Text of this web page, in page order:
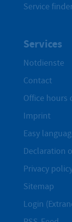
Service
Services
Notdienste
Contact
Office hours
Imprint
Easy
Declaration
Privacy
Sitemap
Login